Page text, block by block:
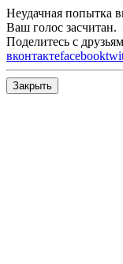
Неудачная попытка
Ваш голос засчитан.
Поделитесь с
вконтактеfacebook